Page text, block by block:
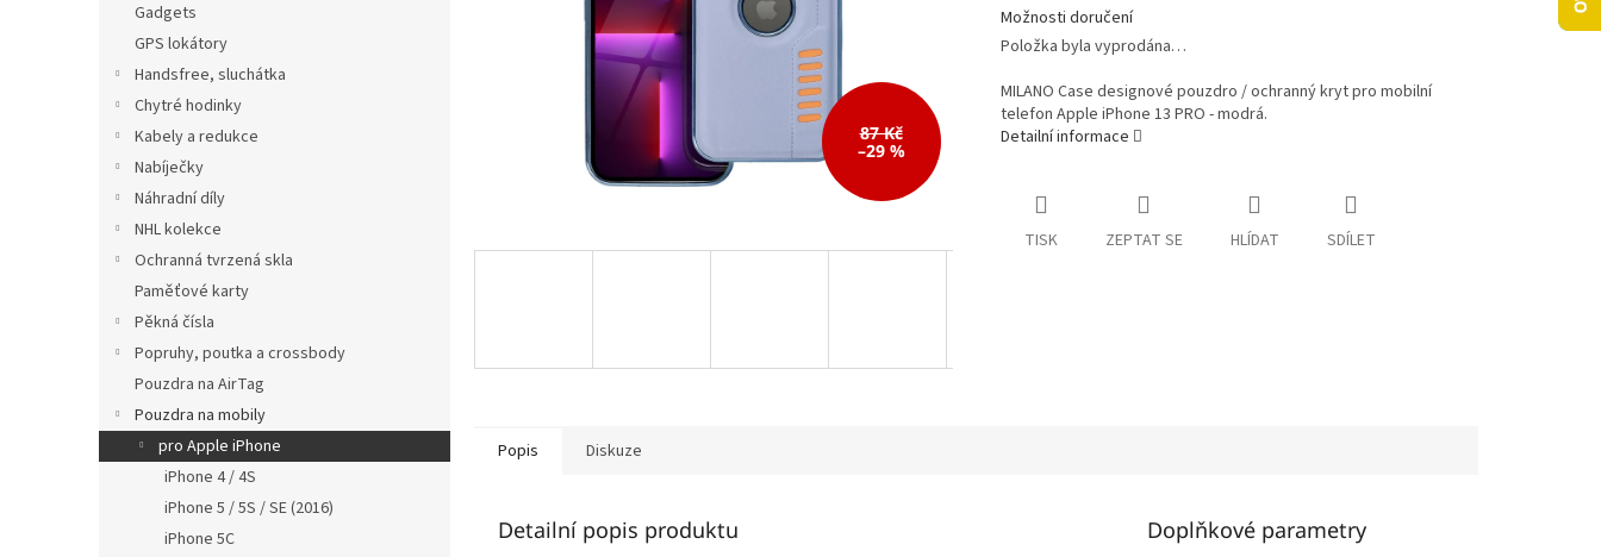
Gadgets
GPS lokátory
Handsfree, sluchátka
Chytré hodinky
Kabely a redukce
Nabíječky
Náhradní díly
NHL kolekce
Ochranná tvrzená skla
Paměťové karty
Pěkná čísla
Popruhy, poutka a crossbody
Pouzdra na AirTag
Pouzdra na mobily
pro Apple iPhone
iPhone 4 / 4S
iPhone 5 / 5S / SE (2016)
iPhone 5C
87 Kč
–29 %
Možnosti doručení
Položka byla vyprodána…
MILANO Case designové pouzdro / ochranný kryt pro mobilní
telefon Apple iPhone 13 PRO - modrá.
Detailní informace
TISK ZEPTAT SE HLÍDAT SDÍLET
Popis Diskuze
Detailní popis produktu Doplňkové parametry